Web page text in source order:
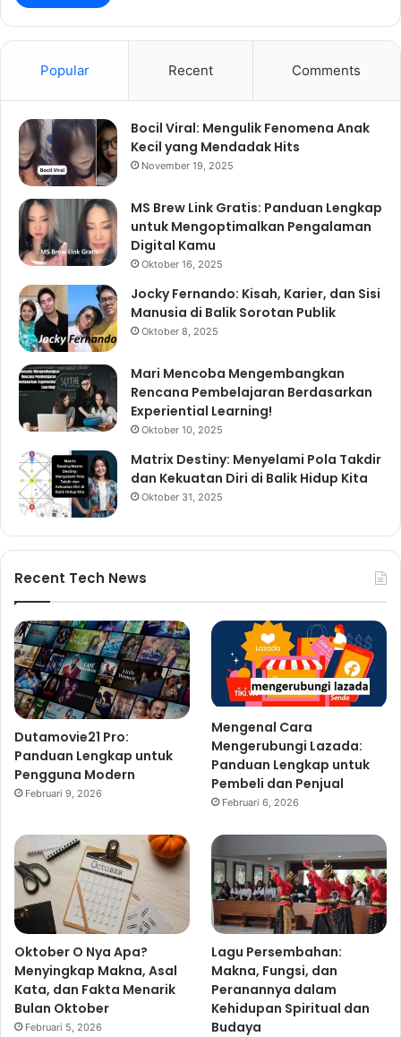
Popular Recent Comments
Bocil Viral: Mengulik Fenomena Anak
Kecil yang Mendadak Hits
November 19, 2025
MS Brew Link Gratis: Panduan Lengkap
untuk Mengoptimalkan Pengalaman
Digital Kamu
Oktober 16, 2025
Jocky Fernando: Kisah, Karier, dan Sisi
Manusia di Balik Sorotan Publik
Oktober 8, 2025
Mari Mencoba Mengembangkan
Rencana Pembelajaran Berdasarkan
Experiential Learning!
Oktober 10, 2025
Matrix Destiny: Menyelami Pola Takdir
dan Kekuatan Diri di Balik Hidup Kita
Oktober 31, 2025
Recent Tech News
Dutamovie21 Pro:
Panduan Lengkap untuk
Pengguna Modern
Februari 9, 2026
Mengenal Cara
Mengerubungi Lazada:
Panduan Lengkap untuk
Pembeli dan Penjual
Februari 6, 2026
Oktober O Nya Apa?
Menyingkap Makna, Asal
Kata, dan Fakta Menarik
Bulan Oktober
Februari 5, 2026
Lagu Persembahan:
Makna, Fungsi, dan
Peranannya dalam
Kehidupan Spiritual dan
Budaya